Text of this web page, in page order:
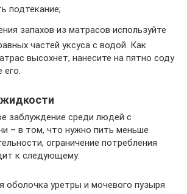
подтекание;
запахов из матрасов используйте
частей уксуса с водой. Как
высохнет, нанесите на пятно соду
заблуждение среди людей с
– в том, что нужно пить меньше
ограничение потребления
к следующему:
оболочка уретры и мочевого пузыря